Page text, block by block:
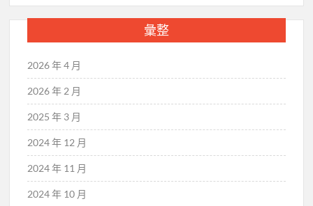
彙整
2026 年 4 月
2026 年 2 月
2025 年 3 月
2024 年 12 月
2024 年 11 月
2024 年 10 月